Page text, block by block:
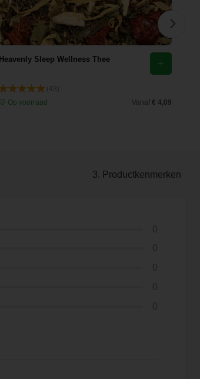
Heavenly Sleep Wellness Thee
Op voorraad
Vanaf € 4,09
3. Productkenmerken